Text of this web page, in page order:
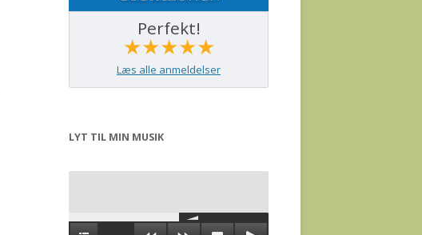
Perfekt!
★★★★★
Læs alle anmeldelser
LYT TIL MIN MUSIK